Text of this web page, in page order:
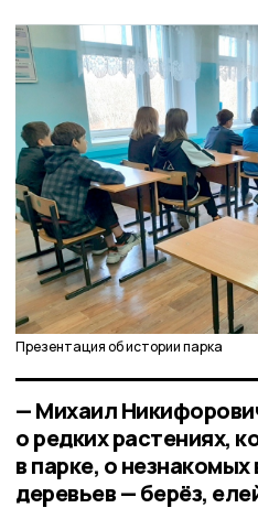
Презентация об истории парка
— Михаил
о редких растениях,
в парке, о
деревьев — берёз,